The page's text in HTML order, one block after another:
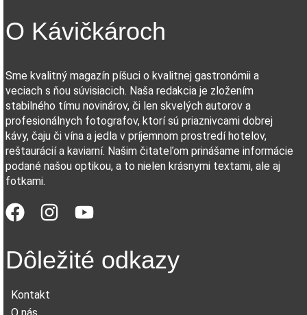
O Kávičkároch
Sme kvalitný magazín píšuci o kvalitnej gastronómii a
veciach s ňou súvisiacich. Naša redakcia je zložením
stabilného tímu novinárov, či len skvelých autorov a
profesionálnych fotografov, ktorí sú priaznivcami dobrej
kávy, čaju či vína a jedla v príjemnom prostredí hotelov,
reštaurácií a kaviarní. Našim čitateľom prinášame informácie
podané našou optikou, a to nielen krásnymi textami, ale aj
fotkami.
Dôležité odkazy
Kontakt